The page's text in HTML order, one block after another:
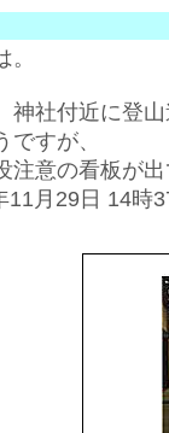
神社付近に登
ですが、
注意の看板が
月29日 14時